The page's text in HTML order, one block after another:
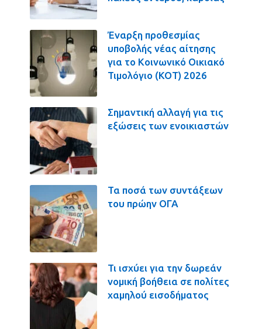
Έναρξη προθεσμίας
υποβολής νέας αίτησης
για το Κοινωνικό Οικιακό
Τιμολόγιο (ΚΟΤ) 2026
Σημαντική αλλαγή για τις
εξώσεις των ενοικιαστών
Τα ποσά των συντάξεων
του πρώην ΟΓΑ
Τι ισχύει για την δωρεάν
νομική βοήθεια σε πολίτες
χαμηλού εισοδήματος